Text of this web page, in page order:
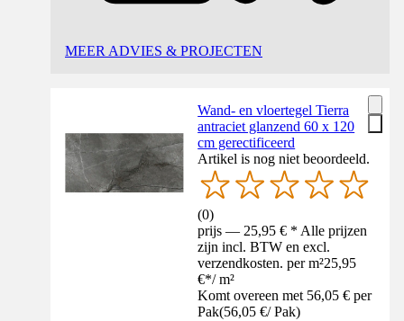
MEER ADVIES & PROJECTEN
Wand- en vloertegel Tierra
antraciet glanzend 60 x 120
cm gerectificeerd
Artikel is nog niet beoordeeld.
(0)
prijs — 25,95 € * Alle prijzen
zijn incl. BTW en excl.
verzendkosten. per m²25,95
€*/ m²
Komt overeen met 56,05 € per
Pak(56,05 €/ Pak)